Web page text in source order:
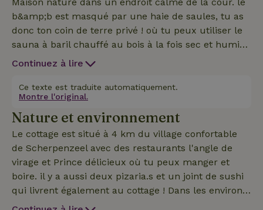
b&amp;b est masqué par une haie de saules, tu as
donc ton coin de terre privé ! où tu peux utiliser le
sauna à baril chauffé au bois à la fois sec et humide
à utiliser au moyen d'infusions (des bouteilles de
spacieux avec des jets de massage et enfin un bain
d'eau froide. En bref, un joli cottage privé avec salle
de bain et un beau lit double avec 1 grand matelas,
une kitchenette avec réfrigérateur, une machine à
café nepresso incl. Peignoirs, serviettes et
pantoufles sont fournis, et un délicieux petit
déjeuner est servi dans la chambre.Nous avons
plusieurs boissons de bienvenue prêtes dans le
Continuez à lire
Ce texte est traduite automatiquement.
Montre l'original.
Nature et environnement
Le cottage est situé à 4 km du village confortable
de Scherpenzeel avec des restaurants l'angle de
virage et Prince délicieux où tu peux manger et
boire. il y a aussi deux pizaria.s et un joint de sushi
qui livrent également au cottage ! Dans les environs
du cottage se trouvent de belles forêts et des terres